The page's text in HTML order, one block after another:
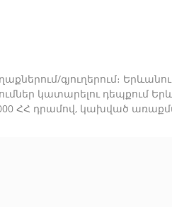
գյուղերում։
կատարելու դեպքում
ՀՀ դրամով, կախված